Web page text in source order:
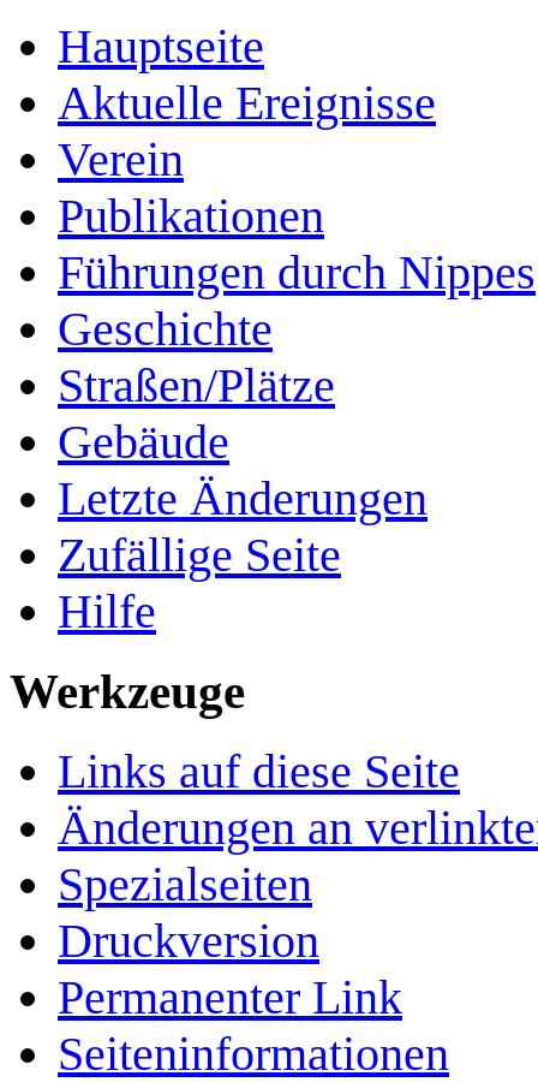
Hauptseite
Aktuelle Ereignisse
Verein
Publikationen
Führungen durch Nippes
Geschichte
Straßen/Plätze
Gebäude
Letzte Änderungen
Zufällige Seite
Hilfe
Werkzeuge
Links auf diese Seite
Änderungen an
Spezialseiten
Druckversion
Permanenter Link
Seiten­­informationen